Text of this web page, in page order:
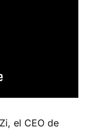
el CEO de